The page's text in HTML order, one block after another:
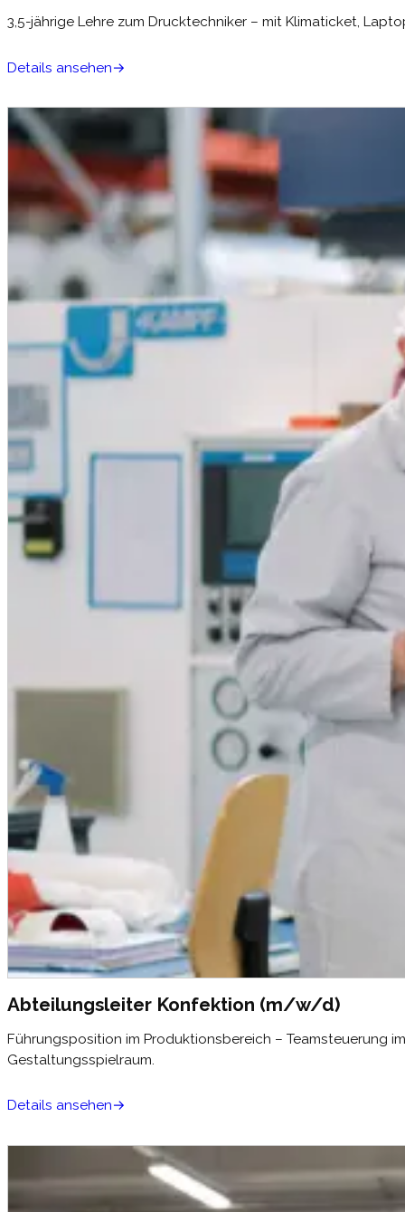
3,5-jährige Lehre zum Drucktechniker – mit Klimaticket,
Details ansehen
Abteilungsleiter Konfektion (m/w/d)
Führungsposition im Produktionsbereich – Teamsteuerung
Gestaltungsspielraum.
Details ansehen